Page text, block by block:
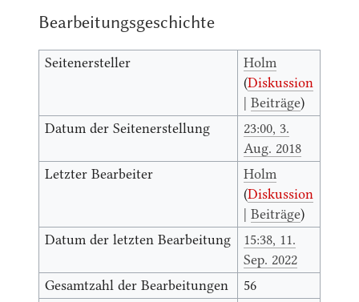
Bearbeitungsgeschichte
Seitenersteller
Holm
(Diskussion
|Beiträge)
Datum der Seitenerstellung
23:00, 3.
Aug. 2018
Letzter Bearbeiter
Holm
(Diskussion
|Beiträge)
Datum der letzten Bearbeitung
15:38, 11.
Sep. 2022
Gesamtzahl der Bearbeitungen
56